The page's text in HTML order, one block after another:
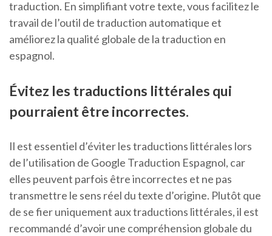
traduction. En simplifiant votre texte, vous facilitez le
travail de l’outil de traduction automatique et
améliorez la qualité globale de la traduction en
espagnol.
Évitez les traductions littérales qui
pourraient être incorrectes.
Il est essentiel d’éviter les traductions littérales lors
de l’utilisation de Google Traduction Espagnol, car
elles peuvent parfois être incorrectes et ne pas
transmettre le sens réel du texte d’origine. Plutôt que
de se fier uniquement aux traductions littérales, il est
recommandé d’avoir une compréhension globale du